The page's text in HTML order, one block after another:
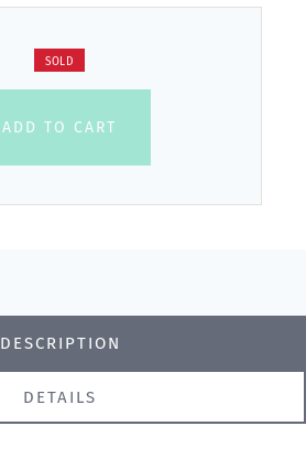
SOLD
ADD TO CART
DESCRIPTION
DETAILS